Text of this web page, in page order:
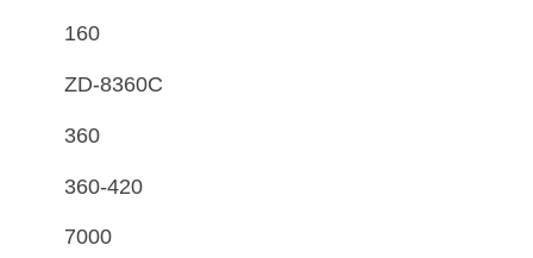
160
ZD-8360C
360
360-420
7000